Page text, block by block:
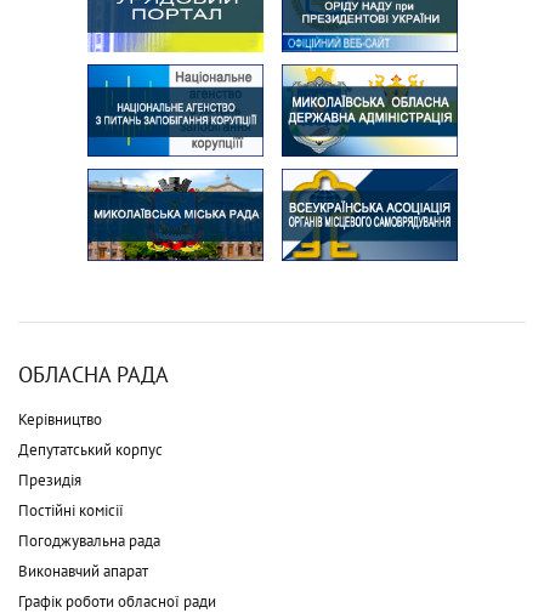
ОБЛАСНА РАДА
Керівництво
Депутатський корпус
Президія
Постійні комісії
Погоджувальна рада
Виконавчий апарат
Графік роботи обласної ради